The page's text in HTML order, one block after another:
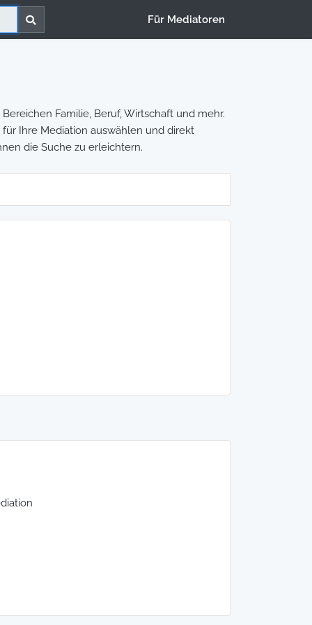
Für Mediatoren
Familie, Beruf, Wirtschaft und mehr.
Ihre Mediation auswählen und direkt
die Suche zu erleichtern.